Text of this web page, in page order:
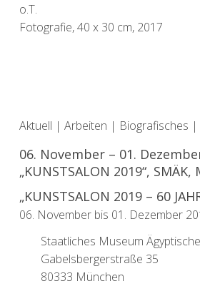
o.T.
Fotografie, 40 x 30 cm, 2017
Aktuell | Arbeiten | Biografisches |
06. November – 01.
„KUNSTSALON 2019“, SMÄK,
„KUNSTSALON 2019 – 60
06. November bis 01. Dezember
Staatliches Museum
Gabelsbergerstraße 35
80333 München